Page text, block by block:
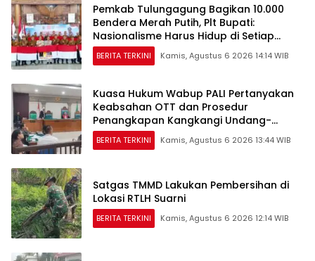
Pemkab Tulungagung Bagikan 10.000
Bendera Merah Putih, Plt Bupati:
Nasionalisme Harus Hidup di Setiap
Rumah
BERITA TERKINI Kamis, Agustus 6 2026 14:14 WIB
Kuasa Hukum Wabup PALI Pertanyakan
Keabsahan OTT dan Prosedur
Penangkapan Kangkangi Undang-
Undang
BERITA TERKINI Kamis, Agustus 6 2026 13:44 WIB
Satgas TMMD Lakukan Pembersihan di
Lokasi RTLH Suarni
BERITA TERKINI Kamis, Agustus 6 2026 12:14 WIB